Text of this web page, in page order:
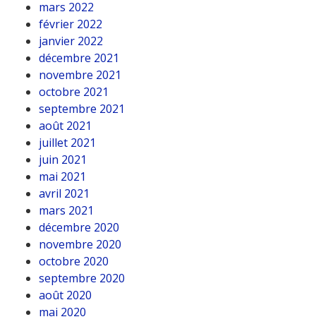
mars 2022
février 2022
janvier 2022
décembre 2021
novembre 2021
octobre 2021
septembre 2021
août 2021
juillet 2021
juin 2021
mai 2021
avril 2021
mars 2021
décembre 2020
novembre 2020
octobre 2020
septembre 2020
août 2020
mai 2020